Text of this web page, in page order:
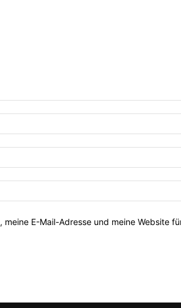
meine E-Mail-Adresse und meine Website